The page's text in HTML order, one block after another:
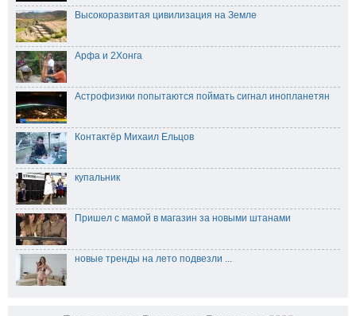
Высокоразвитая цивилизация на Земле
Арфа и 2Хонга
Астрофизики попытаются поймать сигнал инопланетян
Контактёр Михаил Ельцов
купальник
Пришел с мамой в магазин за новыми штанами
новые тренды на лето подвезли ...